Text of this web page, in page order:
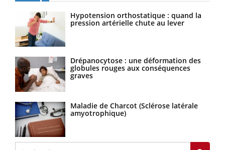
Hypotension orthostatique : quand la
pression artérielle chute au lever
Drépanocytose : une déformation des
globules rouges aux conséquences
graves
Maladie de Charcot (Sclérose latérale
amyotrophique)